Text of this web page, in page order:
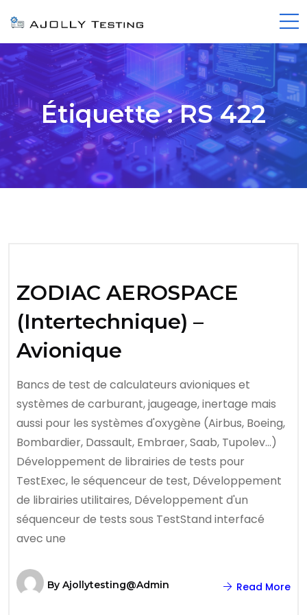
Étiquette :RS 422
ZODIAC AEROSPACE
(Intertechnique) –
Avionique
Bancs de test de calculateurs avioniques et
systèmes de carburant, jaugeage, inertage mais
aussi pour les systèmes d'oxygène (Airbus, Boeing,
Bombardier, Dassault, Embraer, Saab, Tupolev…)
Développement de librairies de tests pour
TestExec, le séquenceur de test, Développement
de librairies utilitaires, Développement d'un
séquenceur de tests sous TestStand interfacé
avec une
By Ajollytesting@admin Read More